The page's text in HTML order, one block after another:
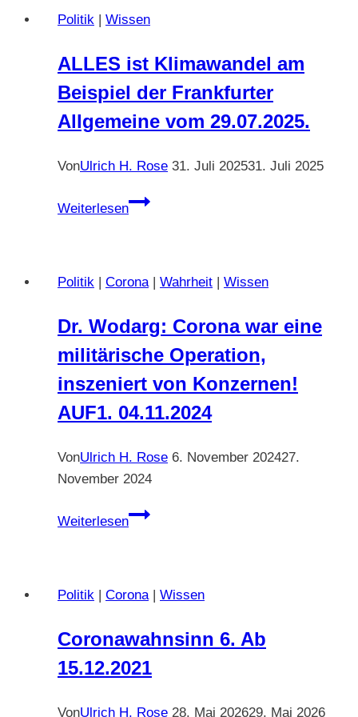
ab.
H.
Rose
23.05.2019.
wurde
das
10
ab
März
2020,
durch
die
inszenierte
Wirklichkeit.
Politik | Wissen
ALLES ist Klimawandel am
Beispiel der Frankfurter
Allgemeine vom 29.07.2025.
VonUlrich H. Rose 31. Juli 202531. Juli 2025
Weiterlesen
ALLES
Beispiel
Frankfurter
Allgemeine
29.07.2025.
Politik | Corona | Wahrheit | Wissen
Dr. Wodarg: Corona war eine
militärische Operation,
inszeniert von Konzernen!
AUF1. 04.11.2024
VonUlrich H. Rose 6. November 202427.
November 2024
Weiterlesen
Dr.
eine
Operation,
inszeniert
Konzernen!
Politik | Corona | Wissen
Coronawahnsinn 6. Ab
15.12.2021
VonUlrich H. Rose 28. Mai 202629. Mai 2026